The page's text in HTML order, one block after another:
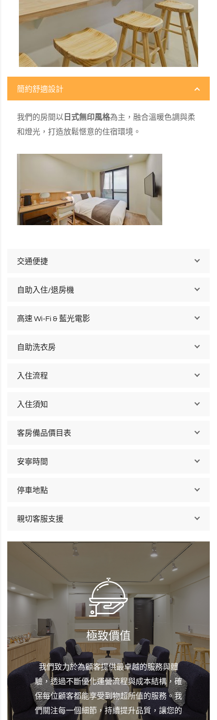
簡約舒適設計
我們的房間以 日式無印風格為主，融合溫暖色調與柔
和燈光，打造放鬆愜意的住宿環境。
交通便捷
自助入住/退房機
高速 Wi-Fi & 藍光電影
自助洗衣房
入住流程
入住須知
客房備品價目表
安寧時間
停車地點
親切客服支援
極致價值
我們致力於為顧客提供最卓越的服務與體
驗，透過不斷優化運營流程與成本結構，確
保每位顧客都能享受到物超所值的服務。我
們關注每一個細節，持續提升品質，讓您的